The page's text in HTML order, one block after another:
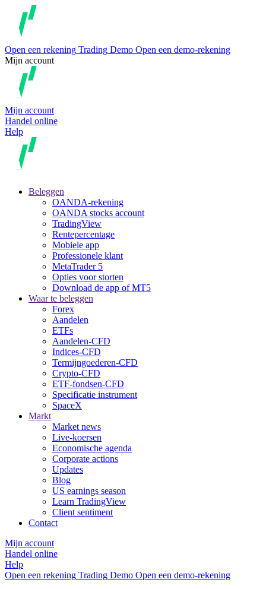
Open een rekening Trading Demo Open een demo-rekening
Mijn account
Mijn account
Handel online
Help
Beleggen
OANDA-rekening
OANDA stocks account
TradingView
Rentepercentage
Mobiele app
Professionele klant
MetaTrader 5
Opties voor storten
Download de app of MT5
Waar te beleggen
Forex
Aandelen
ETFs
Aandelen-CFD
Indices-CFD
Termijngoederen-CFD
Crypto-CFD
ETF-fondsen-CFD
Specificatie instrument
SpaceX
Markt
Market news
Live-koersen
Economische agenda
Corporate actions
Updates
Blog
US earnings season
Learn TradingView
Client sentiment
Contact
Mijn account
Handel online
Help
Open een rekening Trading Demo Open een demo-rekening